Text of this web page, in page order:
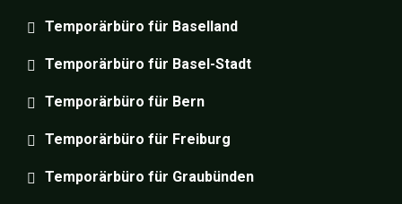
Temporärbüro für Baselland
Temporärbüro für Basel-Stadt
Temporärbüro für Bern
Temporärbüro für Freiburg
Temporärbüro für Graubünden